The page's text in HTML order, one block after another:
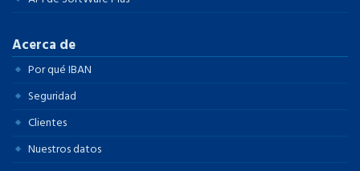
Acerca de
Por qué IBAN
Seguridad
Clientes
Nuestros datos